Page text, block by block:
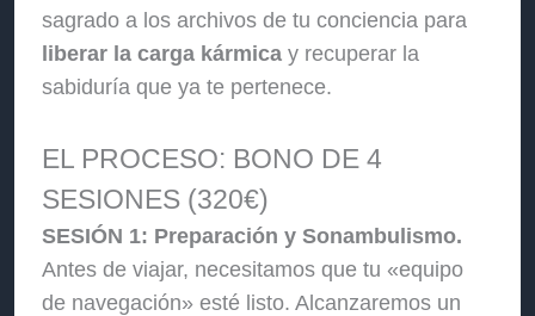
sagrado a los archivos de tu conciencia para
liberar la carga kármica y recuperar la
sabiduría que ya te pertenece.
EL PROCESO: BONO DE 4
SESIONES (320€)
SESIÓN 1: Preparación y Sonambulismo.
Antes de viajar, necesitamos que tu «equipo
de navegación» esté listo. Alcanzaremos un